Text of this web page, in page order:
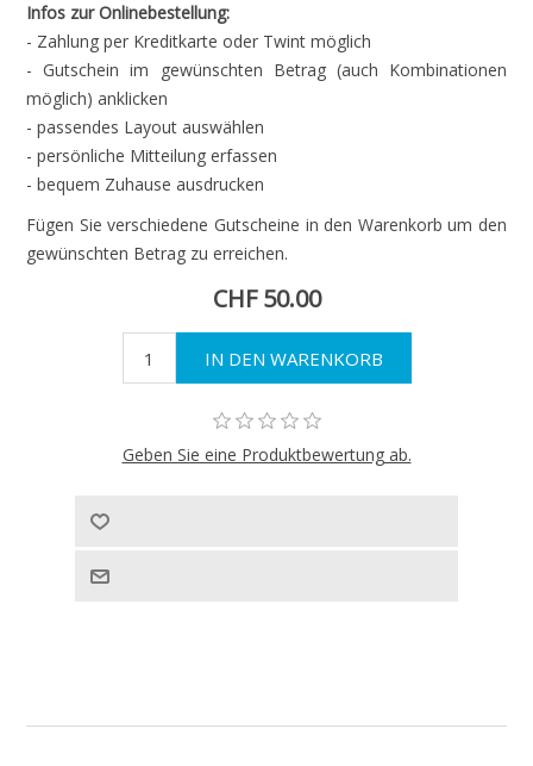
Infos zur Onlinebestellung:
- Zahlung per Kreditkarte oder Twint möglich
- Gutschein im gewünschten Betrag (auch Kombinationen
möglich) anklicken
- passendes Layout auswählen
- persönliche Mitteilung erfassen
- bequem Zuhause ausdrucken
Fügen Sie verschiedene Gutscheine in den Warenkorb um den
gewünschten Betrag zu erreichen.
CHF 50.00
Geben Sie eine Produktbewertung ab.